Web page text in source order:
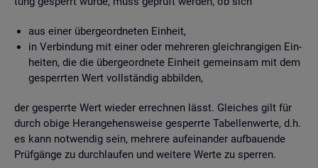
aus einer über­ge­ord­ne­ten Ein­heit,
in Ver­bin­dung mit einer oder meh­re­ren gleich­ran­gi­gen Ein­
hei­ten, die die über­ge­ord­ne­te Ein­heit ge­mein­sam mit dem
ge­sperr­ten Wert voll­stän­dig ab­bil­den,
der ge­sperr­te Wert wie­der er­rech­nen lässt. Glei­ches gilt für
durch obige Her­an­ge­hens­wei­se ge­sperr­te Ta­bel­len­wer­te, d.h.
es kann not­wen­dig sein, meh­re­re auf­ein­an­der auf­bau­en­de
Prüf­gän­ge zu durch­lau­fen und wei­te­re Werte zu sper­ren.